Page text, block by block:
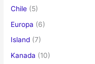
:Chile (5)
Europa (6)
Island (7)
Kanada (10)